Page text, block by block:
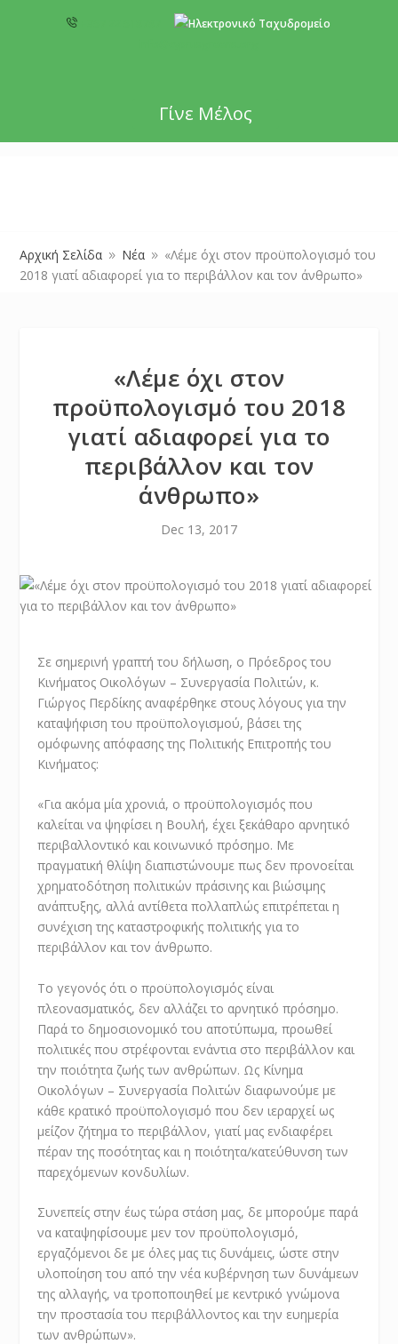
Γίνε Μέλος
Αρχική Σελίδα 9 Νέα 9 «Λέμε όχι στον προϋπολογισμό του
2018 γιατί αδιαφορεί για το περιβάλλον και τον άνθρωπο»
«Λέμε όχι στον
προϋπολογισμό του 2018
γιατί αδιαφορεί για το
περιβάλλον και τον
άνθρωπο»
Dec 13, 2017
Σε σημερινή γραπτή του δήλωση, ο Πρόεδρος του
Κινήματος Οικολόγων – Συνεργασία Πολιτών, κ.
Γιώργος Περδίκης αναφέρθηκε στους λόγους για την
καταψήφιση του προϋπολογισμού, βάσει της
ομόφωνης απόφασης της Πολιτικής Επιτροπής του
Κινήματος:
«Για ακόμα μία χρονιά, ο προϋπολογισμός που
καλείται να ψηφίσει η Βουλή, έχει ξεκάθαρο αρνητικό
περιβαλλοντικό και κοινωνικό πρόσημο. Με
πραγματική θλίψη διαπιστώνουμε πως δεν προνοείται
χρηματοδότηση πολιτικών πράσινης και βιώσιμης
ανάπτυξης, αλλά αντίθετα πολλαπλώς επιτρέπεται η
συνέχιση της καταστροφικής πολιτικής για το
περιβάλλον και τον άνθρωπο.
Το γεγονός ότι ο προϋπολογισμός είναι
πλεονασματικός, δεν αλλάζει το αρνητικό πρόσημο.
Παρά το δημοσιονομικό του αποτύπωμα, προωθεί
πολιτικές που στρέφονται ενάντια στο περιβάλλον και
την ποιότητα ζωής των ανθρώπων. Ως Κίνημα
Οικολόγων – Συνεργασία Πολιτών διαφωνούμε με
κάθε κρατικό προϋπολογισμό που δεν ιεραρχεί ως
μείζον ζήτημα το περιβάλλον, γιατί μας ενδιαφέρει
πέραν της ποσότητας και η ποιότητα/κατεύθυνση των
παρεχόμενων κονδυλίων.
Συνεπείς στην έως τώρα στάση μας, δε μπορούμε παρά
να καταψηφίσουμε μεν τον προϋπολογισμό,
εργαζόμενοι δε με όλες μας τις δυνάμεις, ώστε στην
υλοποίηση του από την νέα κυβέρνηση των δυνάμεων
της αλλαγής, να τροποποιηθεί με κεντρικό γνώμονα
την προστασία του περιβάλλοντος και την ευημερία
των ανθρώπων».